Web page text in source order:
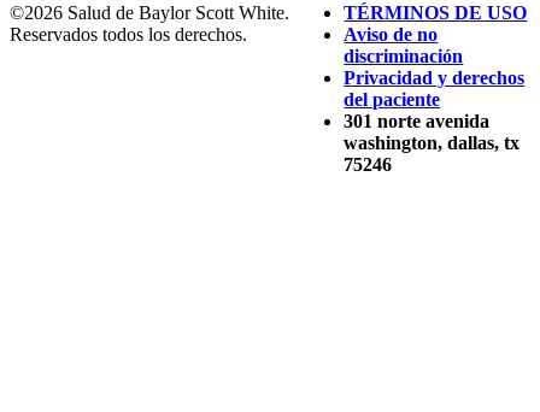
©2026 Salud de Baylor Scott White.
Reservados todos los derechos.
TÉRMINOS DE USO
Aviso de no
discriminación
Privacidad y derechos
del paciente
301 norte avenida
washington, dallas, tx
75246